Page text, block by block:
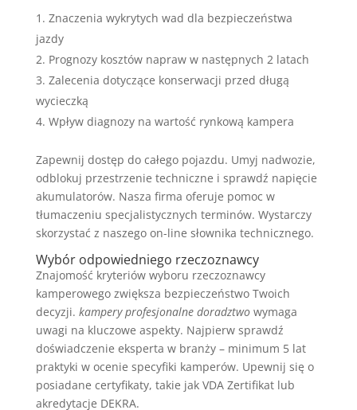
Znaczenia wykrytych wad dla bezpieczeństwa
jazdy
Prognozy kosztów napraw w następnych 2 latach
Zalecenia dotyczące konserwacji przed długą
wycieczką
Wpływ diagnozy na wartość rynkową kampera
Zapewnij dostęp do całego pojazdu. Umyj nadwozie,
odblokuj przestrzenie techniczne i sprawdź napięcie
akumulatorów. Nasza firma oferuje pomoc w
tłumaczeniu specjalistycznych terminów. Wystarczy
skorzystać z naszego on-line słownika technicznego.
Wybór odpowiedniego rzeczoznawcy
Znajomość kryteriów wyboru rzeczoznawcy
kamperowego zwiększa bezpieczeństwo Twoich
decyzji. kampery profesjonalne doradztwowymaga
uwagi na kluczowe aspekty. Najpierw sprawdź
doświadczenie eksperta w branży – minimum 5 lat
praktyki w ocenie specyfiki kamperów. Upewnij się o
posiadane certyfikaty, takie jak VDA Zertifikat lub
akredytacje DEKRA.